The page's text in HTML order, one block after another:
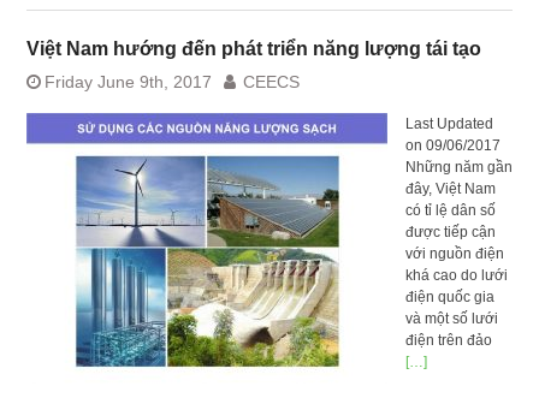
Việt Nam hướng đến phát triển năng lượng tái tạo
Friday June 9th, 2017 CEECS
Last Updated
on 09/06/2017
Những năm gần
đây, Việt Nam
có tỉ lệ dân số
được tiếp cận
với nguồn điện
khá cao do lưới
điện quốc gia
và một số lưới
điện trên đảo
[…]